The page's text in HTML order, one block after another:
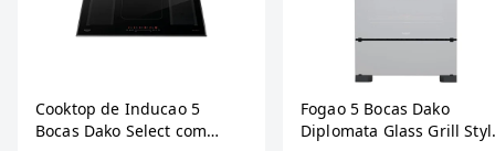
Cooktop de Inducao 5
Bocas Dako Select com
Fogao 5 Bocas Dako
Diplomata Glass Grill